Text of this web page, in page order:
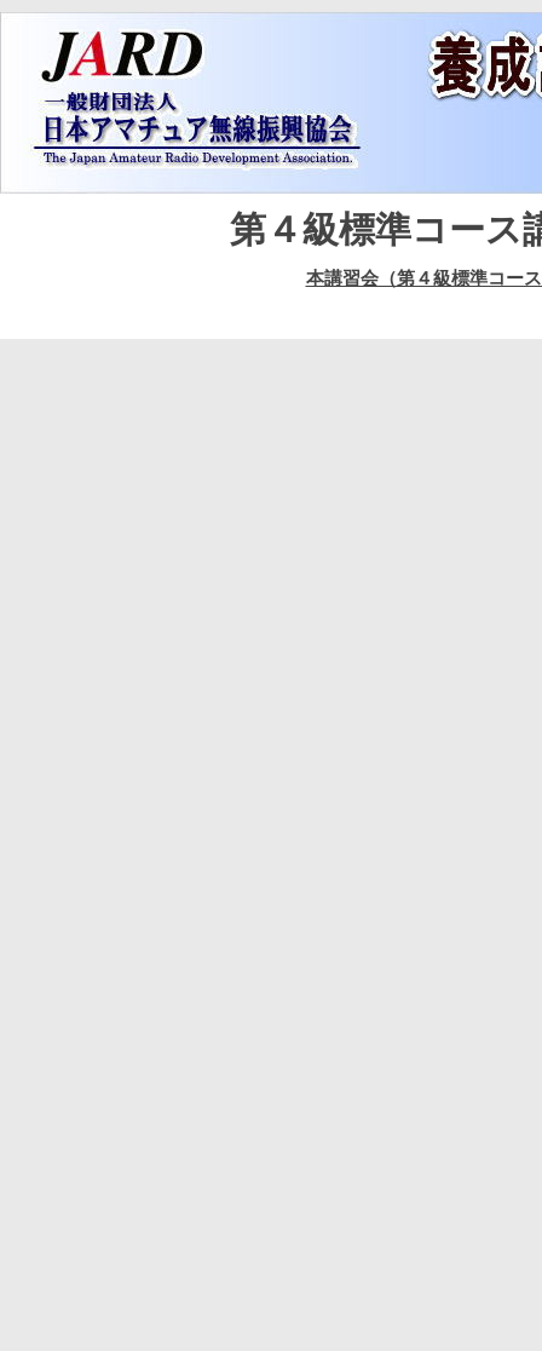
第４級標準コース
本講習会（第４級標準コー